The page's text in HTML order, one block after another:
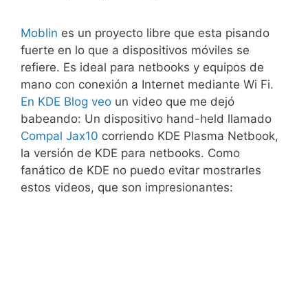
Moblin es un proyecto libre que esta pisando
fuerte en lo que a dispositivos móviles se
refiere. Es ideal para netbooks y equipos de
mano con conexión a Internet mediante Wi Fi.
En KDE Blog veo un video que me dejó
babeando: Un dispositivo hand-held llamado
Compal Jax10 corriendo KDE Plasma Netbook,
la versión de KDE para netbooks. Como
fanático de KDE no puedo evitar mostrarles
estos videos, que son impresionantes: